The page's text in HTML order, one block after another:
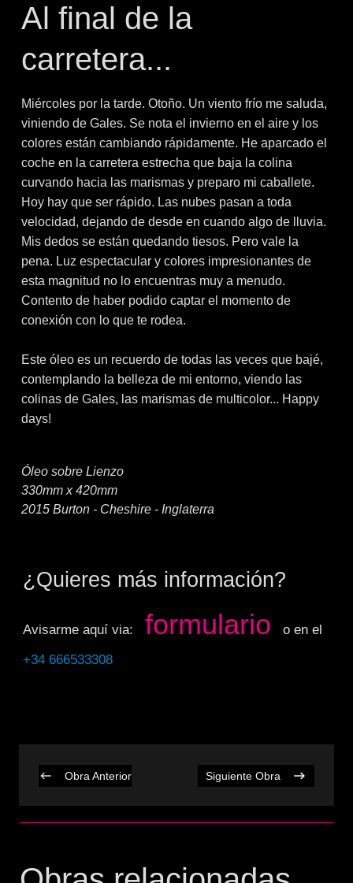
Al final de la
carretera...
Miércoles por la tarde. Otoño. Un viento frío me saluda,
viniendo de Gales. Se nota el invierno en el aire y los
colores están cambiando rápidamente. He aparcado el
coche en la carretera estrecha que baja la colina
curvando hacia las marismas y preparo mi caballete.
Hoy hay que ser rápido. Las nubes pasan a toda
velocidad, dejando de desde en cuando algo de lluvia.
Mis dedos se están quedando tiesos. Pero vale la
pena. Luz espectacular y colores impresionantes de
esta magnitud no lo encuentras muy a menudo.
Contento de haber podido captar el momento de
conexión con lo que te rodea.
Este óleo es un recuerdo de todas las veces que bajé,
contemplando la belleza de mi entorno, viendo las
colinas de Gales, las marismas de multicolor... Happy
days!
Óleo sobre Lienzo
330mm x 420mm
2015 Burton - Cheshire - Inglaterra
¿Quieres más información?
Avisarme aquí via: formulario
o en el
+34 666533308
Obra Anterior Siguiente Obra